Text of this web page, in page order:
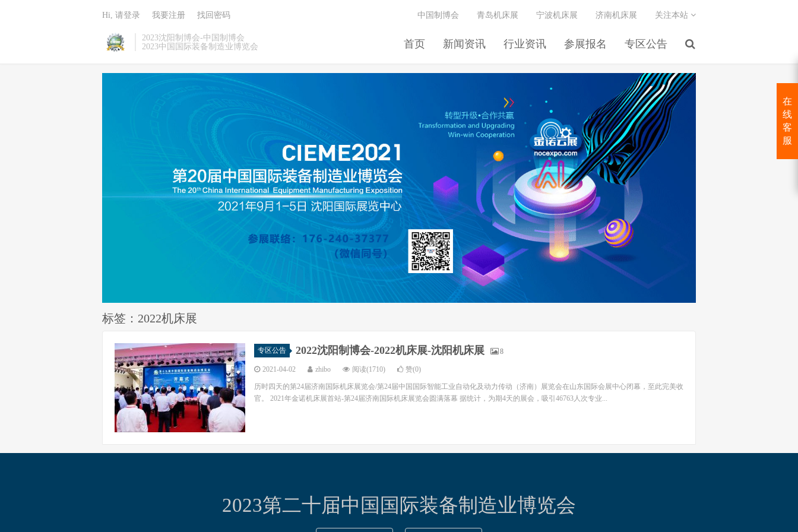
2023沈阳制博会-中国制博会
2023中国国际装备制造业博览会
首页 新闻资讯 行业资讯 参展报名 专区公告
中国制博会 青岛机床展 宁波机床展 济南机床展 关注本站
Hi, 请登录 我要注册 找回密码
标签：2022机床展
专区公告 2022沈阳制博会-2022机床展-沈阳机床展 8
2021-04-02 zhibo 阅读(1710) 赞(0)
历时四天的第24届济南国际机床展览会/第24届中国国际智能工业自动化及动力传动（济南）展览会在山东国际会展中心闭幕，至此完美收
官。 2021年金诺机床展首站-第24届济南国际机床展览会圆满落幕 据统计，为期4天的展会，吸引46763人次专业...
在
线
客
服
2023第二十届中国国际装备制造业博览会